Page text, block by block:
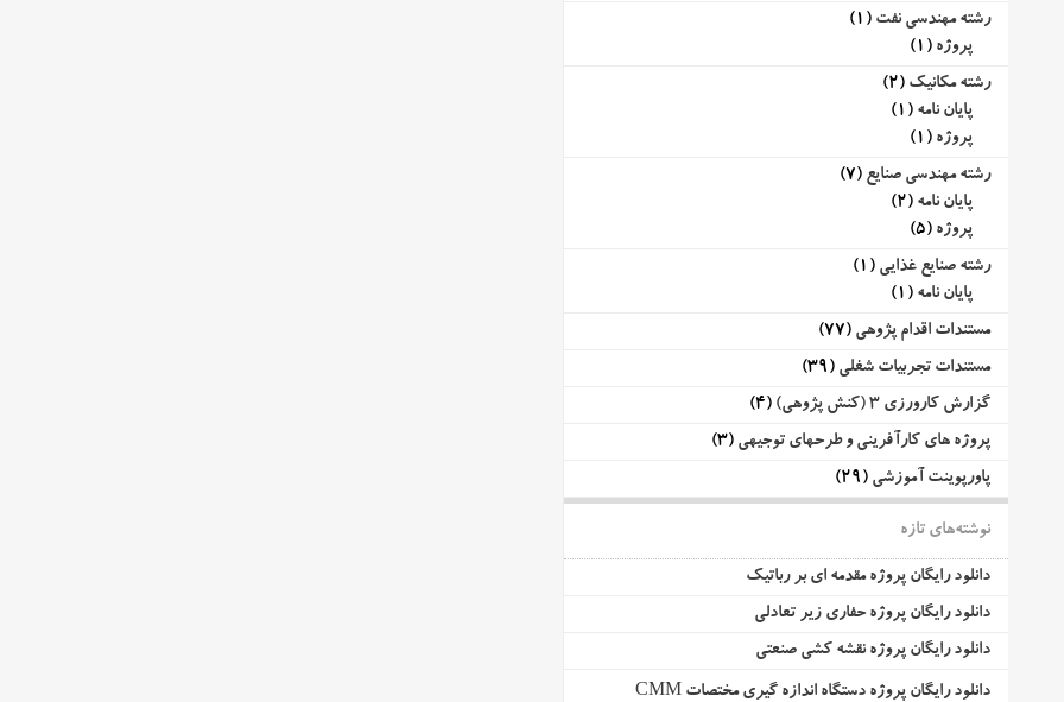
رشته مهندسی نفت (1)
پروژه (1)
رشته مکانیک (2)
پایان نامه (1)
پروژه (1)
رشته مهندسی صنایع (7)
پایان نامه (2)
پروژه (5)
رشته صنایع غذایی (1)
پایان نامه (1)
مستندات اقدام پژوهی (77)
مستندات تجربیات شغلی (39)
گزارش کارورزی 3 (کنش پژوهی)
(4)
پروژه های کارآفرینی و طرحهای توجیهی (3)
پاورپوینت آموزشی (29)
نوشته‌های تازه
دانلود رایگان پروژه مقدمه ای بر رباتیک
دانلود رایگان پروژه حفاری زیر تعادلی
دانلود رایگان پروژه نقشه کشی صنعتی
دانلود رایگان پروژه دستگاه اندازه گیری مختصات CMM